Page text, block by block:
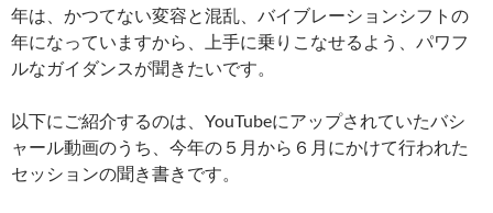
年は、かつてない変容と混乱、バイブレーションシフトの
年になっていますから、上手に乗りこなせるよう、パワフ
ルなガイダンスが聞きたいです。
以下にご紹介するのは、YouTubeにアップされていたバシ
ャール動画のうち、今年の５月から６月にかけて行われた
セッションの聞き書きです。